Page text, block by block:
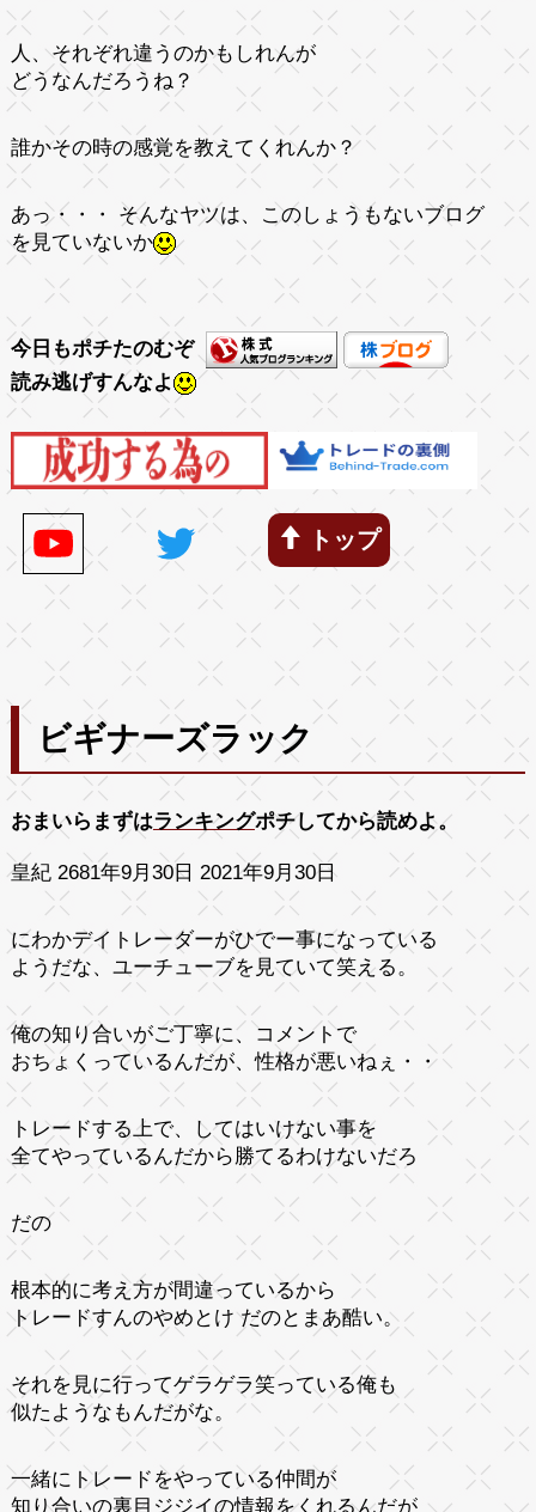
人、それぞれ違うのかもしれんが
どうなんだろうね？
誰かその時の感覚を教えてくれんか？
あっ・・・ そんなヤツは、このしょうもないブログ
を見ていないか
今日もポチたのむぞ
読み逃げすんなよ
トップ
ビギナーズラック
おまいらまずはランキングポチしてから読めよ。
皇紀 2681年9月30日 2021年9月30日
にわかデイトレーダーがひでー事になっている
ようだな、ユーチューブを見ていて笑える。
俺の知り合いがご丁寧に、コメントで
おちょくっているんだが、性格が悪いねぇ・・
トレードする上で、してはいけない事を
全てやっているんだから勝てるわけないだろ
だの
根本的に考え方が間違っているから
トレードすんのやめとけ だのとまあ酷い。
それを見に行ってゲラゲラ笑っている俺も
似たようなもんだがな。
一緒にトレードをやっている仲間が
知り合いの裏目ジジイの情報をくれるんだが